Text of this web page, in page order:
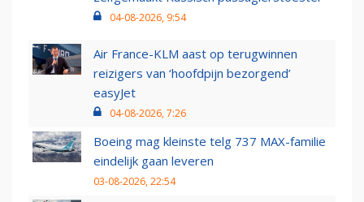
04-08-2026, 9:54
Air France-KLM aast op terugwinnen
reizigers van ‘hoofdpijn bezorgend’
easyJet
04-08-2026, 7:26
Boeing mag kleinste telg 737 MAX-familie
eindelijk gaan leveren
03-08-2026, 22:54